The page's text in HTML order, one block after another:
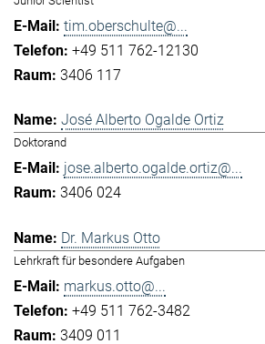
tim.oberschulte@...
+49 511 762-12130
3406 117
José Alberto Ogalde Ortiz
Doktorand
jose.alberto.ogalde.ortiz@...
3406 024
Dr. Markus Otto
Lehrkraft für besondere Aufgaben
markus.otto@...
+49 511 762-3482
3409 011